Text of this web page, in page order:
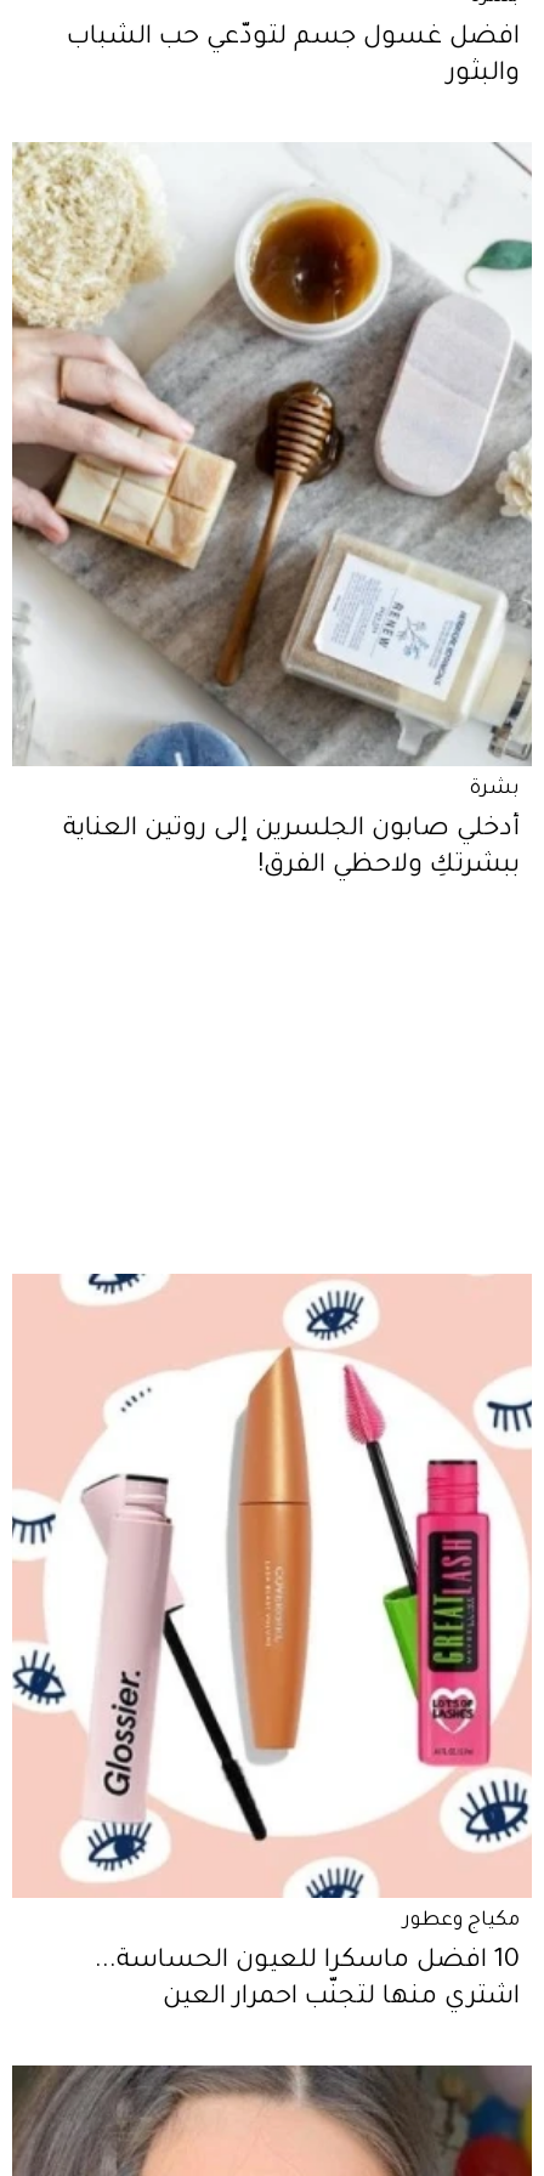
افضل غسول جسم لتودّعي حب الشباب
والبثور
بشرة
أدخلي صابون الجلسرين إلى روتين العناية
ببشرتكِ ولاحظي الفرق!
مكياج وعطور
10 افضل ماسكرا للعيون الحساسة...
اشتري منها لتجنّب احمرار العين